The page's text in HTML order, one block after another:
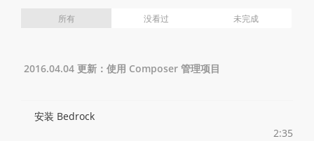
所有 没看过 未完成
2016.04.04 更新：使用 Composer 管理项目
安装 Bedrock
2:35